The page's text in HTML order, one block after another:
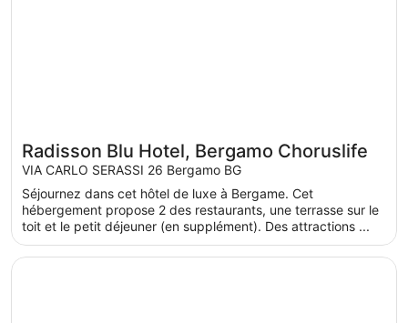
Radisson Blu Hotel, Bergamo Choruslife
VIA CARLO SERASSI 26 Bergamo BG
Séjournez dans cet hôtel de luxe à Bergame. Cet
hébergement propose 2 des restaurants, une terrasse sur le
toit et le petit déjeuner (en supplément). Des attractions ...
S’ouvre dans une nouvelle fenêtre
Arli Hotel Business and Wellness